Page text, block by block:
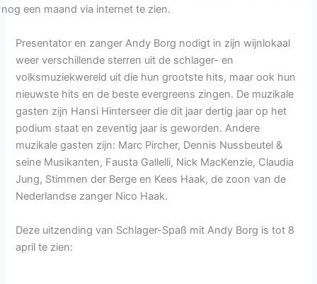
nog een maand via internet te zien.
Presentator en zanger Andy Borg nodigt in zijn wijnlokaal
weer verschillende sterren uit de schlager- en
volksmuziekwereld uit die hun grootste hits, maar ook hun
nieuwste hits en de beste evergreens zingen. De muzikale
gasten zijn Hansi Hinterseer die dit jaar dertig jaar op het
podium staat en zeventig jaar is geworden. Andere
muzikale gasten zijn: Marc Pircher, Dennis Nussbeutel &
seine Musikanten, Fausta Gallelli, Nick MacKenzie, Claudia
Jung, Stimmen der Berge en Kees Haak, de zoon van de
Nederlandse zanger Nico Haak.
Deze uitzending van Schlager-Spaß mit Andy Borg is tot 8
april te zien: